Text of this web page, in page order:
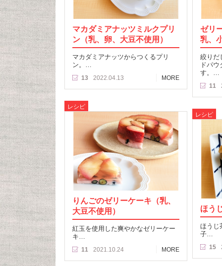
マカダミアナッツミルクプリ
ン（乳、卵、大豆不使用）
マカダミアナッツからつくるプリ
ン。…
13 2022.04.13 MORE
ゼリ
乳、
絞りだ
ドパ
す。…
11
レシピ
りんごのゼリーケーキ（乳、
大豆不使用）
紅玉を使用した爽やかなゼリーケー
キ…
11 2021.10.24 MORE
レシピ
ほう
ほうじ
子…
15